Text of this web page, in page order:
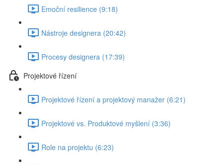
Emoční resilience (9:18)
Nástroje designera (20:42)
Procesy designera (17:39)
Projektové řízení
Projektové řízení a projektový manažer (6:21)
Projektové vs. Produktové myšlení (3:36)
Role na projektu (6:23)